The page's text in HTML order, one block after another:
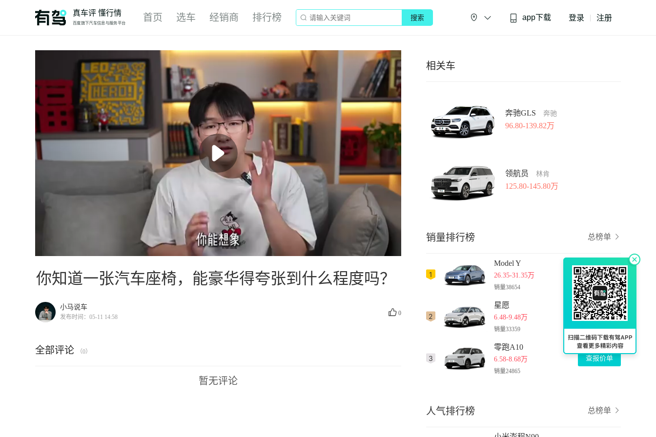
真车评 懂行情
百度旗下汽车信息与服务平台
首页 选车 经销商 排行榜 搜索    app下载 登录 注册
Play
Video
你知道一张汽车座椅，能豪华得夸张到什么程度吗？
小马说车
发布时间：05-11 14:58
 0
全部评论 （0）
暂无评论
相关车
奔驰GLS 奔驰
96.80-139.82万
领航员 林肯
125.80-145.80万
销量排行榜 总榜单
Model Y
26.35-31.35万
销量38654
查报价单
星愿
6.48-9.48万
销量33359
查报价单
零跑A10
6.58-8.68万
销量24865
查报价单
人气排行榜 总榜单